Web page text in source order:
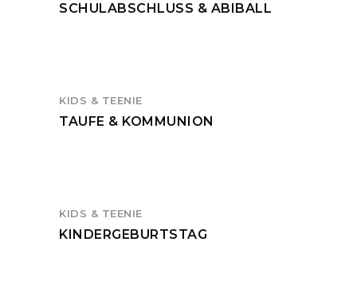
SCHULABSCHLUSS & ABIBALL
KIDS & TEENIE
TAUFE & KOMMUNION
KIDS & TEENIE
KINDERGEBURTSTAG